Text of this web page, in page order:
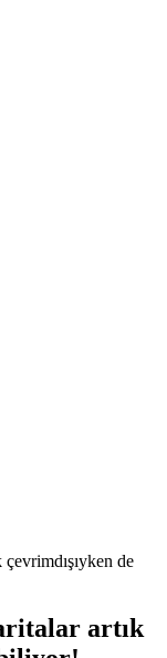
de
artık